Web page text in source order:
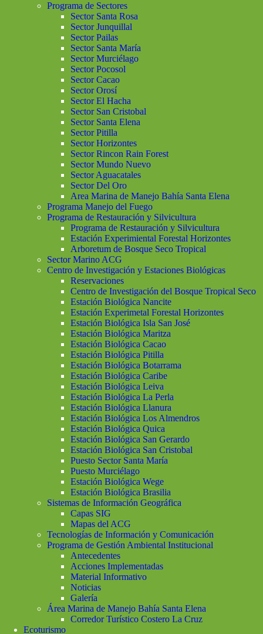
Programa de Sectores
Sector Santa Rosa
Sector Junquillal
Sector Pailas
Sector Santa María
Sector Murciélago
Sector Pocosol
Sector Cacao
Sector Orosí
Sector El Hacha
Sector San Cristobal
Sector Santa Elena
Sector Pitilla
Sector Horizontes
Sector Rincon Rain Forest
Sector Mundo Nuevo
Sector Aguacatales
Sector Del Oro
Area Marina de Manejo Bahía Santa Elena
Programa Manejo del Fuego
Programa de Restauración y Silvicultura
Programa de Restauración y Silvicultura
Estación Experimiental Forestal Horizontes
Arboretum de Bosque Seco Tropical
Sector Marino ACG
Centro de Investigación y Estaciones Biológicas
Reservaciones
Centro de Investigación del Bosque Tropical Seco
Estación Biológica Nancite
Estación Experimetal Forestal Horizontes
Estación Biológica Isla San José
Estación Biológica Maritza
Estación Biológica Cacao
Estación Biológica Pitilla
Estación Biológica Botarrama
Estación Biológica Caribe
Estación Biológica Leiva
Estación Biológica La Perla
Estación Biológica Llanura
Estación Biológica Los Almendros
Estación Biológica Quica
Estación Biológica San Gerardo
Estación Biológica San Cristobal
Puesto Sector Santa María
Puesto Murciélago
Estación Biológica Wege
Estación Biológica Brasilia
Sistemas de Información Geográfica
Capas SIG
Mapas del ACG
Tecnologías de Información y Comunicación
Programa de Gestión Ambiental Institucional
Antecedentes
Acciones Implementadas
Material Informativo
Noticias
Galería
Área Marina de Manejo Bahía Santa Elena
Corredor Turístico Costero La Cruz
Ecoturismo